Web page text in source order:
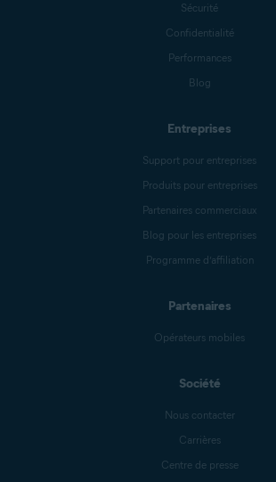
Sécurité
Confidentialité
Performances
Blog
Entreprises
Support pour entreprises
Produits pour entreprises
Partenaires commerciaux
Blog pour les entreprises
Programme d’affiliation
Partenaires
Opérateurs mobiles
Société
Nous contacter
Carrières
Centre de presse